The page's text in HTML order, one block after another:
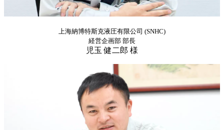
上海納博特斯克液圧有限公司 (SNHC)
経営企画部 部長
児玉 健二郎 様